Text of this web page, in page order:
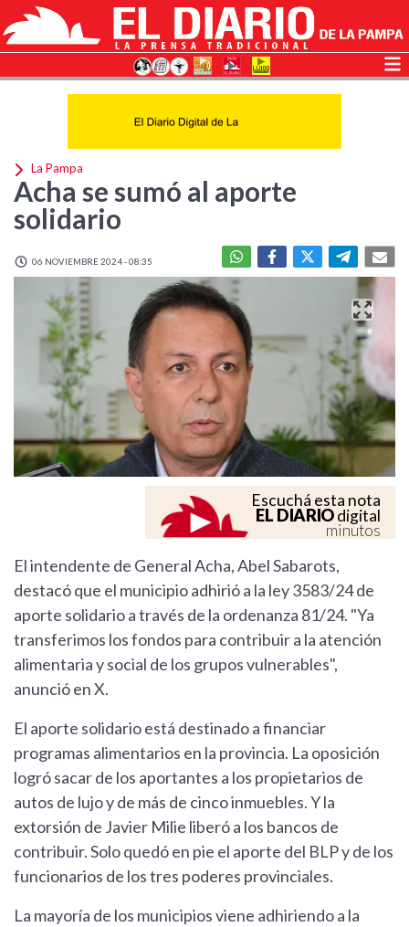
La Pampa
Acha se sumó al aporte
solidario
06 NOVIEMBRE 2024 - 08:35
Escuchá esta nota
EL DIARIOdigital
minutos
El intendente de General Acha, Abel Sabarots,
destacó que el municipio adhirió a la ley 3583/24 de
aporte solidario a través de la ordenanza 81/24. "Ya
transferimos los fondos para contribuir a la atención
alimentaria y social de los grupos vulnerables",
anunció en X.
El aporte solidario está destinado a financiar
programas alimentarios en la provincia. La oposición
logró sacar de los aportantes a los propietarios de
autos de lujo y de más de cinco inmuebles. Y la
extorsión de Javier Milie liberó a los bancos de
contribuir. Solo quedó en pie el aporte del BLP y de los
funcionarios de los tres poderes provinciales.
La mayoría de los municipios viene adhiriendo a la